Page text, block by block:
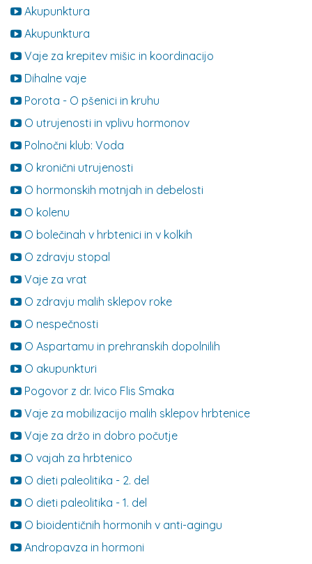
Akupunktura
Akupunktura
Vaje za krepitev mišic in koordinacijo
Dihalne vaje
Porota - O pšenici in kruhu
O utrujenosti in vplivu hormonov
Polnočni klub: Voda
O kronični utrujenosti
O hormonskih motnjah in debelosti
O kolenu
O bolečinah v hrbtenici in v kolkih
O zdravju stopal
Vaje za vrat
O zdravju malih sklepov roke
O nespečnosti
O Aspartamu in prehranskih dopolnilih
O akupunkturi
Pogovor z dr. Ivico Flis Smaka
Vaje za mobilizacijo malih sklepov hrbtenice
Vaje za držo in dobro počutje
O vajah za hrbtenico
O dieti paleolitika - 2. del
O dieti paleolitika - 1. del
O bioidentičnih hormonih v anti-agingu
Andropavza in hormoni